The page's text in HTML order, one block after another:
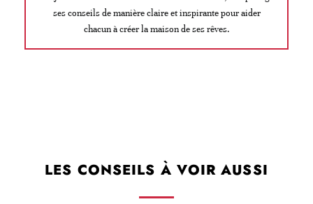
ses conseils de manière claire et inspirante pour aider
chacun à créer la maison de ses rêves.
LES CONSEILS À VOIR AUSSI